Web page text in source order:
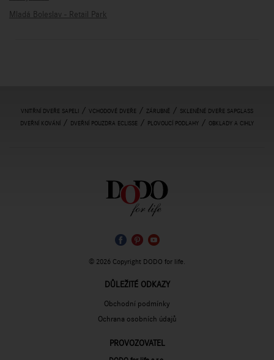
Mladá Boleslav - Retail Park
VNITŘNÍ DVEŘE SAPELI / VCHODOVÉ DVEŘE / ZÁRUBNĚ / SKLENĚNÉ DVEŘE SAPGLASS
DVEŘNÍ KOVÁNÍ
/ DVEŘNÍ POUZDRA ECLISSE / PLOVOUCÍ PODLAHY / OBKLADY A CIHLY
© 2026 Copyright DODO for life.
DŮLEŽITÉ ODKAZY
Obchodní podmínky
Ochrana osobních údajů
PROVOZOVATEL